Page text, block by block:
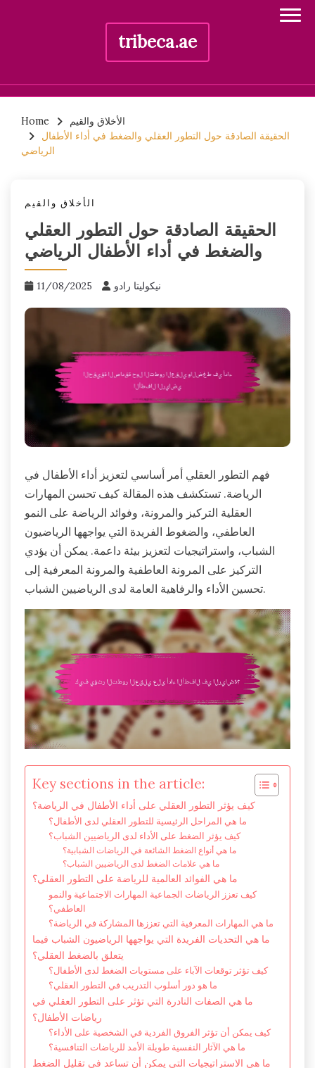
tribeca.ae
content
Home
الأخلاق والقيم
الحقيقة الصادقة حول التطور العقلي والضغط في أداء الأطفال
الرياضي
الأخلاق والقيم
الحقيقة الصادقة حول التطور العقلي
والضغط في أداء الأطفال الرياضي
11/08/2025 نيكوليتا رادو
فهم التطور العقلي أمر أساسي لتعزيز أداء الأطفال في
الرياضة. تستكشف هذه المقالة كيف تحسن المهارات
العقلية التركيز والمرونة، وفوائد الرياضة على النمو
العاطفي، والضغوط الفريدة التي يواجهها الرياضيون
الشباب، واستراتيجيات لتعزيز بيئة داعمة. يمكن أن يؤدي
التركيز على المرونة العاطفية والمرونة المعرفية إلى
تحسين الأداء والرفاهية العامة لدى الرياضيين الشباب.
Key sections in the article:
كيف يؤثر التطور العقلي على أداء الأطفال في الرياضة؟
ما هي المراحل الرئيسية للتطور العقلي لدى الأطفال؟
كيف يؤثر الضغط على الأداء لدى الرياضيين الشباب؟
ما هي أنواع الضغط الشائعة في الرياضات الشبابية؟
ما هي علامات الضغط لدى الرياضيين الشباب؟
ما هي الفوائد العالمية للرياضة على التطور العقلي؟
كيف تعزز الرياضات الجماعية المهارات الاجتماعية والنمو
العاطفي؟
ما هي المهارات المعرفية التي تعززها المشاركة في الرياضة؟
ما هي التحديات الفريدة التي يواجهها الرياضيون الشباب فيما
يتعلق بالضغط العقلي؟
كيف تؤثر توقعات الآباء على مستويات الضغط لدى الأطفال؟
ما هو دور أسلوب التدريب في التطور العقلي؟
ما هي الصفات النادرة التي تؤثر على التطور العقلي في
رياضات الأطفال؟
كيف يمكن أن تؤثر الفروق الفردية في الشخصية على الأداء؟
ما هي الآثار النفسية طويلة الأمد للرياضات التنافسية؟
ما هي الاستراتيجيات التي يمكن أن تساعد في تقليل الضغط